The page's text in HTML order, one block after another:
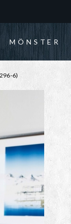
MÖNSTER
6)